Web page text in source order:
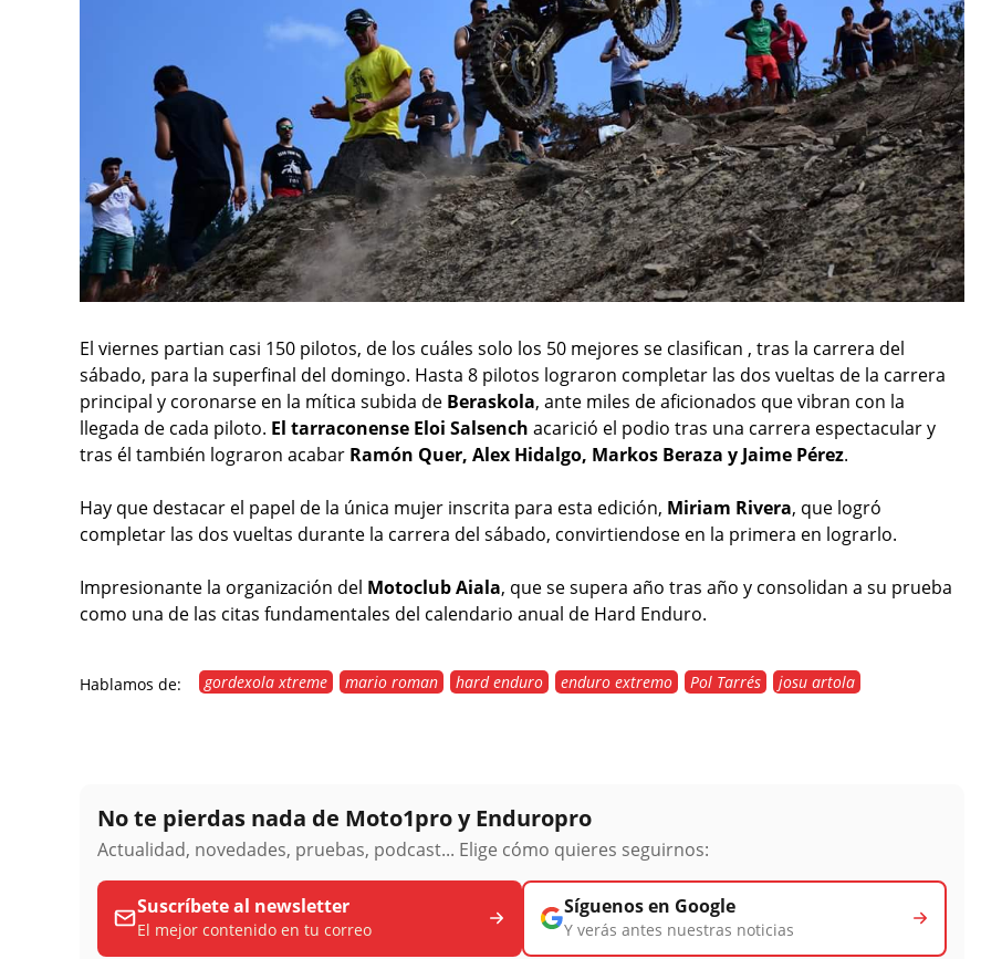
El viernes partian casi 150 pilotos, de los cuáles solo los 50 mejores se clasifican , tras la carrera del
sábado, para la superfinal del domingo. Hasta 8 pilotos lograron completar las dos vueltas de la carrera
principal y coronarse en la mítica subida de Beraskola, ante miles de aficionados que vibran con la
llegada de cada piloto. El tarraconense Eloi Salsench acarició el podio tras una carrera espectacular y
tras él también lograron acabar Ramón Quer, Alex Hidalgo, Markos Beraza y Jaime Pérez.
Hay que destacar el papel de la única mujer inscrita para esta edición, Miriam Rivera, que logró
completar las dos vueltas durante la carrera del sábado, convirtiendose en la primera en lograrlo.
Impresionante la organización del Motoclub Aiala, que se supera año tras año y consolidan a su prueba
como una de las citas fundamentales del calendario anual de Hard Enduro.
Hablamos de: gordexola xtreme mario roman hard enduro enduro extremo Pol Tarrés josu artola
No te pierdas nada de Moto1pro y Enduropro
Actualidad, novedades, pruebas, podcast... Elige cómo quieres seguirnos:
Suscríbete al newsletter
El mejor contenido en tu correo
Síguenos en Google
Y verás antes nuestras noticias